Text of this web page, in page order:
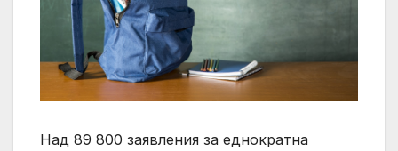
Над 89 800 заявления за еднократна